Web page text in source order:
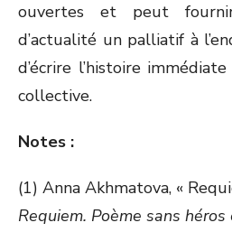
ouvertes et peut
d’actualité un palliatif à
d’écrire l’histoire
collective.
Notes :
(1) Anna Akhmatova, «
Requiem. Poème sans